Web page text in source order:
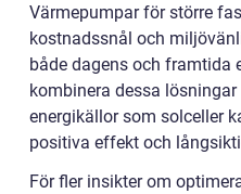
Värmepumpar för större
kostnadssnål och
både dagens och framtida
kombinera dessa
energikällor som solceller
positiva effekt och
För fler insikter om